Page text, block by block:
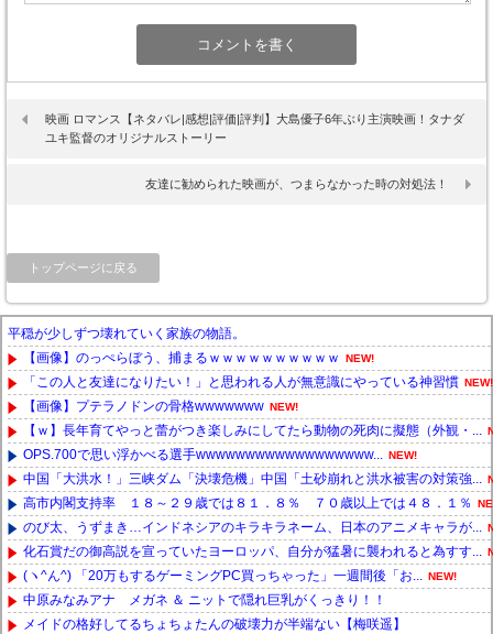
映画 ロマンス【ネタバレ|感想|評価|評判】大島優子6年ぶり主演映画！タナダ
ユキ監督のオリジナルストーリー
友達に勧められた映画が、つまらなかった時の対処法！
トップページに戻る
平穏が少しずつ壊れていく家族の物語。
【画像】のっぺらぼう、捕まるｗｗｗｗｗｗｗｗｗｗ
NEW!
「この人と友達になりたい！」と思われる人が無意識にやっている神習慣 NEW!
【画像】プテラノドンの骨格wwwwwww NEW!
【ｗ】長年育てやっと蕾がつき楽しみにしてたら動物の死肉に擬態（外観・...
OPS.700で思い浮かべる選手wwwwwwwwwwwwwwwwww... NEW!
中国「大洪水！」三峡ダム「決壊危機」中国「土砂崩れと洪水被害の対策強...
高市内閣支持率 １８～２９歳では８１．８％ ７０歳以上では４８．１％
のび太、うずまき…インドネシアのキラキラネーム、日本のアニメキャラが...
化石賞だの御高説を宣っていたヨーロッパ、自分が猛暑に襲われると為すす...
(ヽ^ん^) 「20万もするゲーミングPC買っちゃった」一週間後「お... NEW!
中原みなみアナ メガネ ＆ ニットで隠れ巨乳がくっきり！！
メイドの格好してるちょちょたんの破壊力が半端ない【梅咲遥】